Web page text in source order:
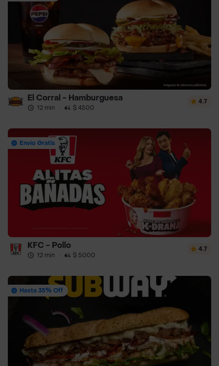
El Corral - Hamburguesa
12 min · $ 4500
4.7
Envío Gratis
KFC - Pollo
12 min · $ 5000
4.7
Hasta 35% Off